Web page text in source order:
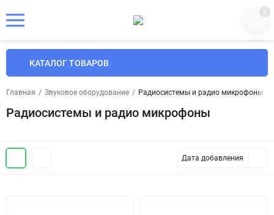
0
КАТАЛОГ ТОВАРОВ
Главная / Звуковое оборудование / Радиосистемы и радио микрофоны
Радиосистемы и радио микрофоны
Дата добавления